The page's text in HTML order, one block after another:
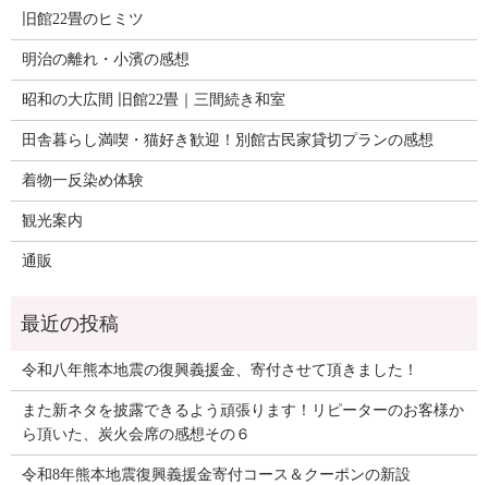
旧館22畳のヒミツ
明治の離れ・小濱の感想
昭和の大広間 旧館22畳｜三間続き和室
田舎暮らし満喫・猫好き歓迎！別館古民家貸切プランの感想
着物一反染め体験
観光案内
通販
令和八年熊本地震の復興義援金、寄付させて頂きました！
また新ネタを披露できるよう頑張ります！リピーターのお客様か
ら頂いた、炭火会席の感想その６
令和8年熊本地震復興義援金寄付コース＆クーポンの新設